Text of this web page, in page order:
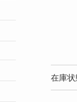
在庫状